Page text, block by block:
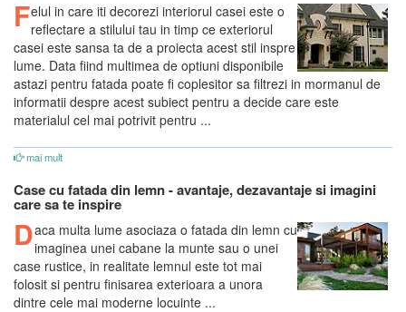
Felul in care iti decorezi interiorul casei este o
reflectare a stilului tau in timp ce exteriorul
casei este sansa ta de a proiecta acest stil inspre
lume. Data fiind multimea de optiuni disponibile
astazi pentru fatada poate fi coplesitor sa filtrezi in mormanul de
informatii despre acest subiect pentru a decide care este
materialul cel mai potrivit pentru ...
mai mult
Case cu fatada din lemn - avantaje, dezavantaje si imagini
care sa te inspire
Daca multa lume asociaza o fatada din lemn cu
imaginea unei cabane la munte sau o unei
case rustice, in realitate lemnul este tot mai
folosit si pentru finisarea exterioara a unora
dintre cele mai moderne locuinte ...